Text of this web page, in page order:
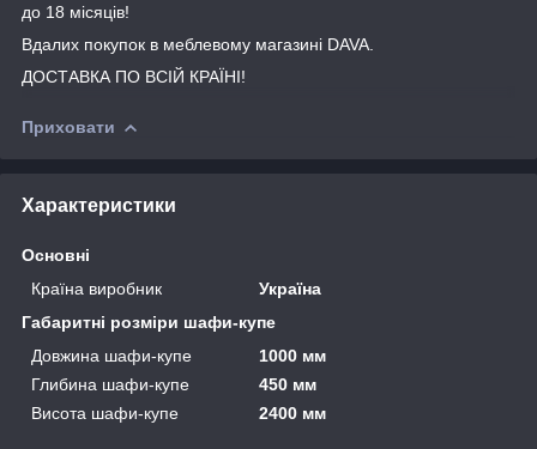
до 18 місяців!
Вдалих покупок в меблевому магазині DAVA.
ДОСТАВКА ПО ВСІЙ КРАЇНІ!
Приховати
Характеристики
Основні
Країна виробник
Україна
Габаритні розміри шафи-купе
Довжина шафи-купе
1000 мм
Глибина шафи-купе
450 мм
Висота шафи-купе
2400 мм